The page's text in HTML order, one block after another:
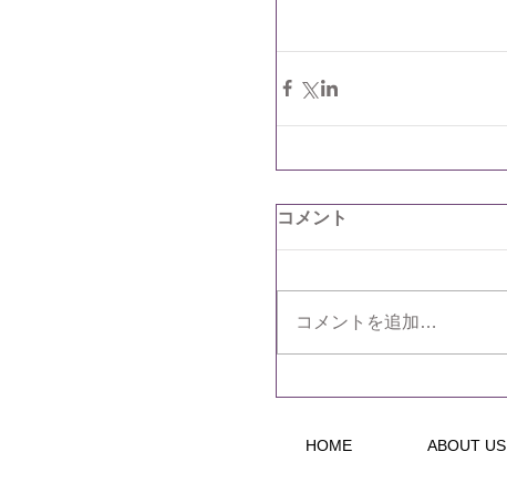
コメント
コメントを追加…
HOME ABOUT US